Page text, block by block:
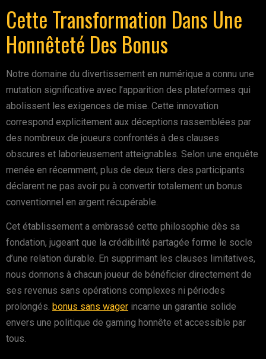
Cette Transformation Dans Une
Honnêteté Des Bonus
Notre domaine du divertissement en numérique a connu une
mutation significative avec l’apparition des plateformes qui
abolissent les exigences de mise. Cette innovation
correspond explicitement aux déceptions rassemblées par
des nombreux de joueurs confrontés à des clauses
obscures et laborieusement atteignables. Selon une enquête
menée en récemment, plus de deux tiers des participants
déclarent ne pas avoir pu à convertir totalement un bonus
conventionnel en argent récupérable.
Cet établissement a embrassé cette philosophie dès sa
fondation, jugeant que la crédibilité partagée forme le socle
d’une relation durable. En supprimant les clauses limitatives,
nous donnons à chacun joueur de bénéficier directement de
ses revenus sans opérations complexes ni périodes
prolongés. bonus sans wager incarne un garantie solide
envers une politique de gaming honnête et accessible par
tous.